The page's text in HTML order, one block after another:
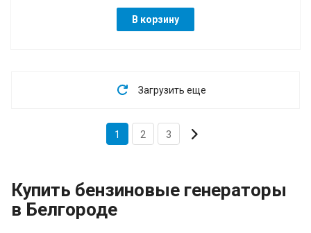
В корзину
Загрузить еще
1 2 3
Купить бензиновые генераторы
в Белгороде